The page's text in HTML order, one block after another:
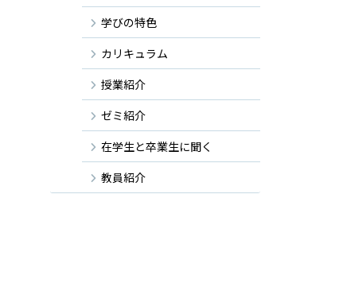
学びの特色
カリキュラム
授業紹介
ゼミ紹介
在学生と卒業生に聞く
教員紹介